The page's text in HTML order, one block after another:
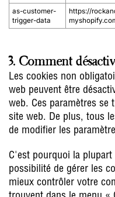
as-customer-
trigger-data
https://
3. Comment
Les cookies non
web peuvent être
web. Ces paramètres se
site web. De plus, tous
de modifier les
C'est pourquoi la
possibilité de gérer les
mieux contrôler votre